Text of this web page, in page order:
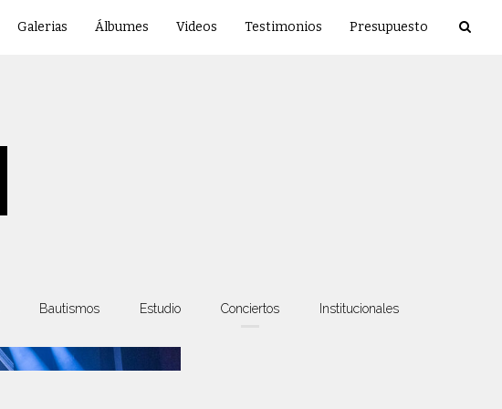
Galerias Álbumes Videos Testimonios Presupuesto
Bautismos Estudio Conciertos Institucionales